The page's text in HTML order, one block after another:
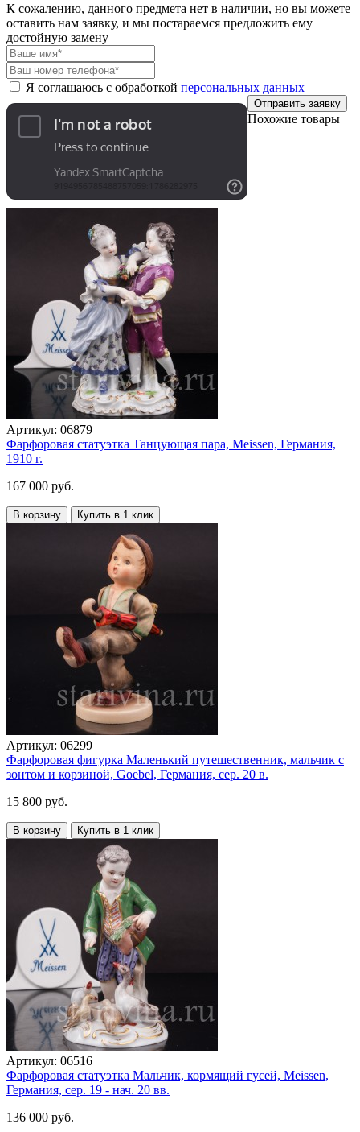
К сожалению, данного предмета нет в наличии, но вы можете
оставить нам заявку, и мы постараемся предложить ему
достойную замену
Я соглашаюсь с обработкой персональных данных
Отправить заявку
Похожие товары
Артикул: 06879
Фарфоровая статуэтка Танцующая пара, Meissen, Германия,
1910 г.
167 000 руб.
В корзину Купить в 1 клик
Артикул: 06299
Фарфоровая фигурка Маленький путешественник, мальчик с
зонтом и корзиной, Goebel, Германия, сер. 20 в.
15 800 руб.
В корзину Купить в 1 клик
Артикул: 06516
Фарфоровая статуэтка Мальчик, кормящий гусей, Meissen,
Германия, сер. 19 - нач. 20 вв.
136 000 руб.